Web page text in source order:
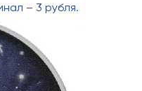
– 3 рубля.